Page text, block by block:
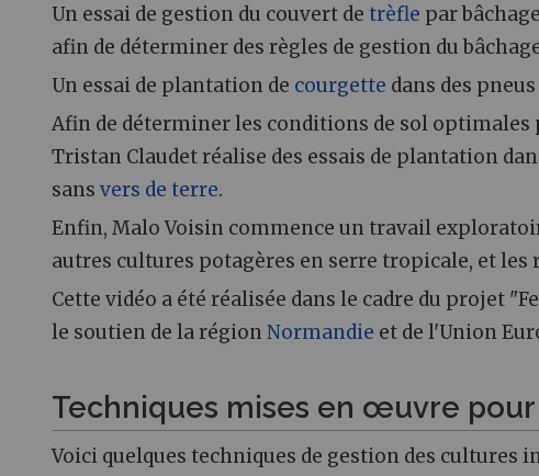
Un essai de gestion du couvert de trèfle par
afin de déterminer des règles de gestion du
Un essai de plantation de courgette dans des
Afin de déterminer les conditions de sol optimales
Tristan Claudet réalise des essais de plantation
sans vers de terre.
Enfin, Malo Voisin commence un travail
autres cultures potagères en serre tropicale, et
Cette vidéo a été réalisée dans le cadre du projet
le soutien de la région Normandie et de l'Union
Techniques mises en œuvre
Voici quelques techniques de gestion des